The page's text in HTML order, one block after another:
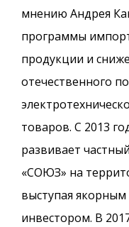
мнению Андрея
программы
продукции и
отечественного
товаров. С 2013
развивает
«СОЮЗ» на
выступая
инвестором. В